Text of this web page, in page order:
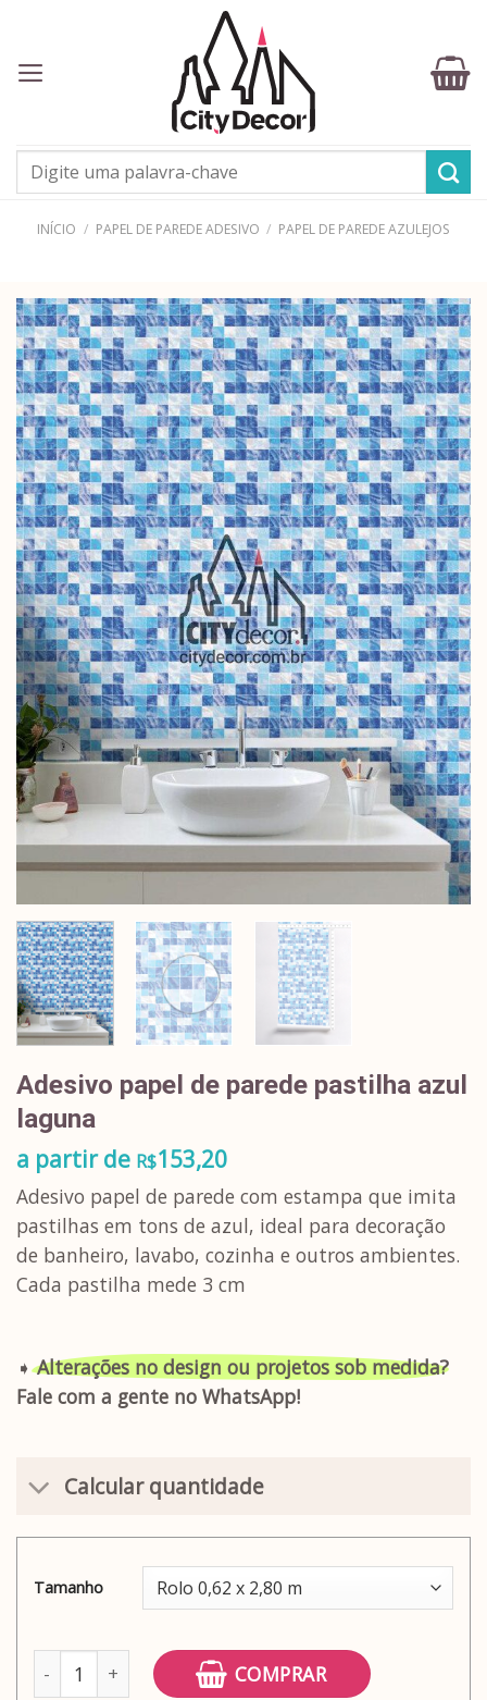
content
Pesquisar
por:
INÍCIO / PAPEL DE PAREDE ADESIVO / PAPEL DE PAREDE AZULEJOS
Adesivo papel de parede pastilha azul
laguna
a partir de R$153,20
Adesivo papel de parede com estampa que imita
pastilhas em tons de azul, ideal para decoração
de banheiro, lavabo, cozinha e outros ambientes.
Cada pastilha mede 3 cm
➧Alterações no design ou projetos sob medida?
Fale com a gente no WhatsApp!
Calcular quantidade
Tamanho
Adesivo papel de parede pastilha azul laguna quantidade
COMPRAR